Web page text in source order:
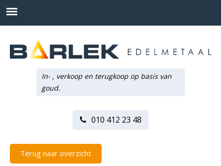
In- , verkoop en terugkoop op basis van
goud.
010 412 23 48
Terug naar overzicht